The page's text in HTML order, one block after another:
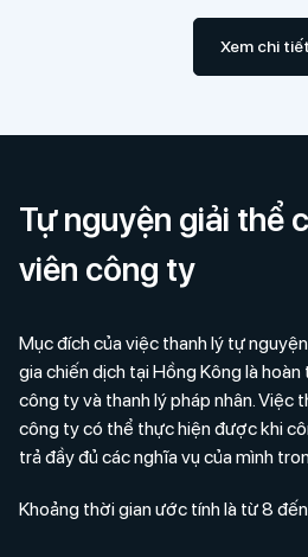
Xem chi tiết
Tự nguyện giải thể
viên công ty
Mục đích của việc thanh lý tự
gia chiến dịch tại Hồng Kông là
công ty và thanh lý pháp nhân. Việc
công ty có thể thực hiện được khi
trả đầy đủ các nghĩa vụ của mình
Khoảng thời gian ước tính là từ 8